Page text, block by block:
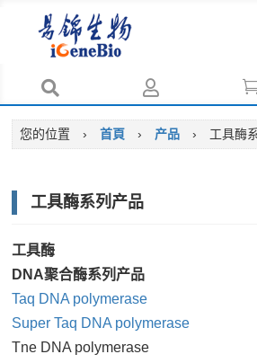
 
您的位置 › 首頁 › 产品 › 工具酶
工具酶系列产品
工具酶
DNA聚合酶系列产品
Taq DNA polymerase
Super Taq DNA polymerase
Tne DNA polymerase